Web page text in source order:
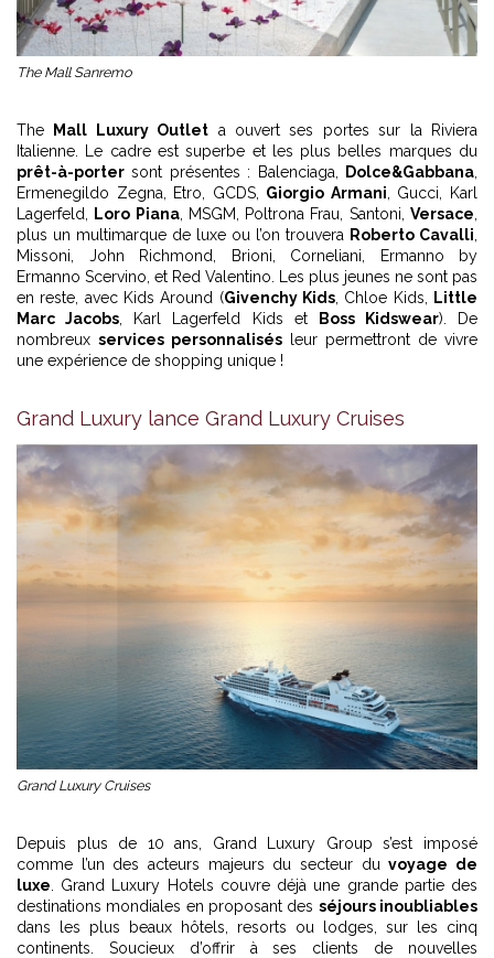
The Mall Sanremo
The Mall Luxury Outlet a ouvert ses portes sur la Riviera
Italienne. Le cadre est superbe et les plus belles marques du
prêt-à-porter sont présentes : Balenciaga, Dolce&Gabbana
Ermenegildo Zegna, Etro, GCDS, Giorgio Armani , Gucci, Karl
Lagerfeld,
Loro Piana, MSGM, Poltrona Frau, Santoni,Versace
plus un multimarque de luxe ou l’on trouvera Roberto Cavalli
Missoni, John Richmond, Brioni, Corneliani, Ermanno by
Ermanno Scervino, et Red Valentino. Les plus jeunes ne sont pas
en reste, avec Kids Around (Givenchy Kids , Chloe Kids,
Little
Marc Jacobs , Karl Lagerfeld Kids et Boss Kidswear). De
nombreux services personnalisés leur permettront de vivre
une expérience de shopping unique !
Grand Luxury lance Grand Luxury Cruises
Grand Luxury Cruises
Depuis plus de 10 ans, Grand Luxury Group s’est imposé
comme l’un des acteurs majeurs du secteur duvoyage de
luxe . Grand Luxury Hotels couvre déjà une grande partie des
destinations mondiales en proposant des séjours inoubliables
dans les plus beaux hôtels, resorts ou lodges, sur les cinq
continents. Soucieux d’offrir à ses clients de nouvelles